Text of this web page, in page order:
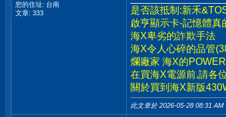
您的住址: 台南
文章: 333
是否該抵制:新禾
啟亨顯示卡-記憶體真
海X卑劣的詐欺手法
海X令人心碎的品管
爛廠家 海X的
在買海X電源前,請各
關於買到海X新版
此文章於 2026-05-28 08:31 AM